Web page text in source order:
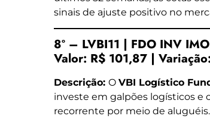
sinais de ajuste positivo no
8º – LVBI11 | FDO INV
Valor: R$ 101,87 | Variação:
Descrição: O VBI Logístico
investe em galpões logísticos e
recorrente por meio de